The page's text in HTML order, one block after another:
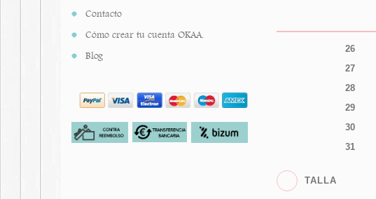
Contacto
Cómo crear tu cuenta OKAA.
Blog
26
27
28
29
30
31
TALLA